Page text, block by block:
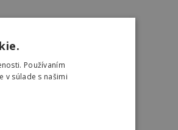
Používaním
v súlade s našimi